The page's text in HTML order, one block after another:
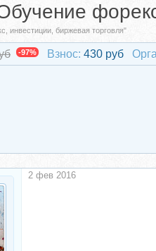
инвестиции, биржевая торговля"
-97% Взнос: 430 руб
2 фев 2016